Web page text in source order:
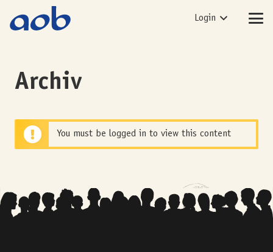
Login
Archiv
You must be logged in to view this content